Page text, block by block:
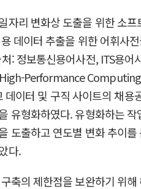
자리 변화상 도출을 위한 소
데이터 추출을 위한 어휘사
: 정보통신용어사전, ITS용
Performance
데이터 및 구직 사이트의 채
유형화하였다. 유형화하는
도출하고 연도별 변화 추이
다.
축의 제한점을 보완하기 위